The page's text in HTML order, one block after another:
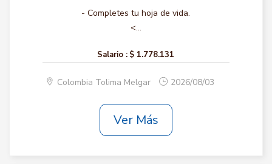
- Completes tu hoja de vida.
<...
Salario : $ 1.778.131
Colombia Tolima Melgar 2026/08/03
Ver Más